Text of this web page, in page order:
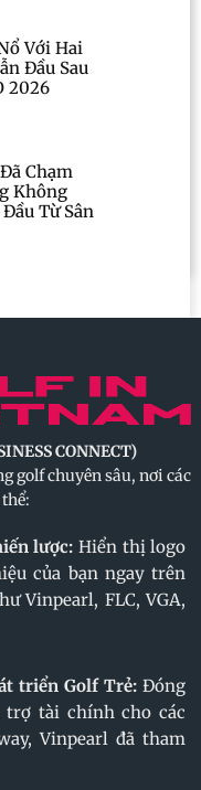
Với Hai
Đầu Sau
2026
Chạm
Không
Từ Sân
CONNECT)
golf chuyên sâu, nơi các
lược: Hiển thị logo
của bạn ngay trên
Vinpearl, FLC, VGA,
triển Golf Trẻ: Đóng
trợ tài chính cho các
Vinpearl đã tham